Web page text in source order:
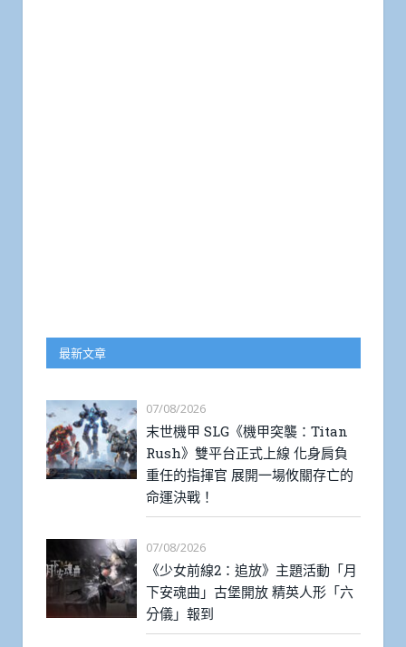
最新文章
07/08/2026
末世機甲 SLG《機甲突襲：Titan
Rush》雙平台正式上線 化身肩負
重任的指揮官 展開一場攸關存亡的
命運決戰！
07/08/2026
《少女前線2：追放》主題活動「月
下安魂曲」古堡開放 精英人形「六
分儀」報到